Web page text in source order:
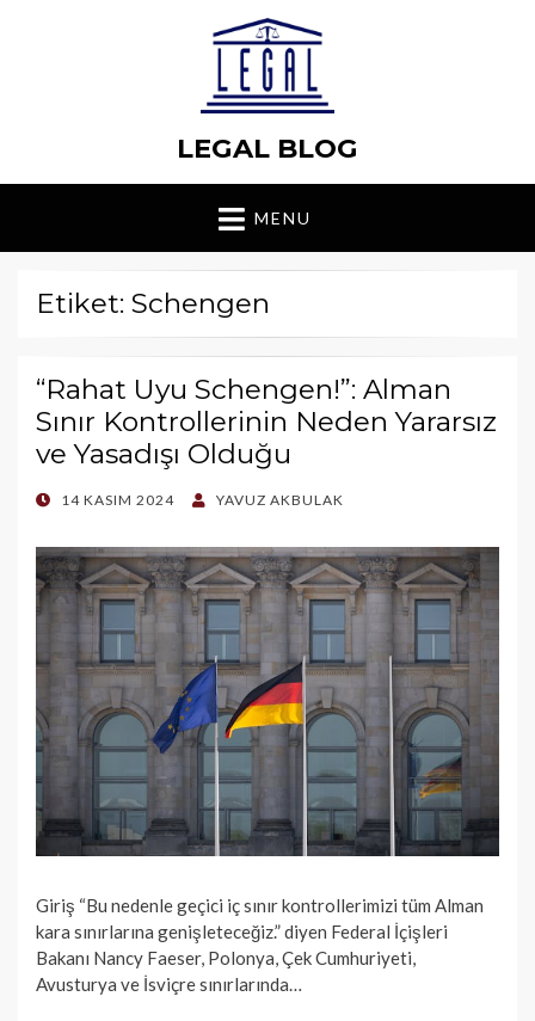
LEGAL BLOG
MENU
Etiket: Schengen
“Rahat Uyu Schengen!”: Alman
Sınır Kontrollerinin Neden Yararsız
ve Yasadışı Olduğu
POSTED
14 KASIM 2024 YAVUZ AKBULAK
Giriş “Bu nedenle geçici iç sınır kontrollerimizi tüm Alman
kara sınırlarına genişleteceğiz.” diyen Federal İçişleri
Bakanı Nancy Faeser, Polonya, Çek Cumhuriyeti,
Avusturya ve İsviçre sınırlarında…